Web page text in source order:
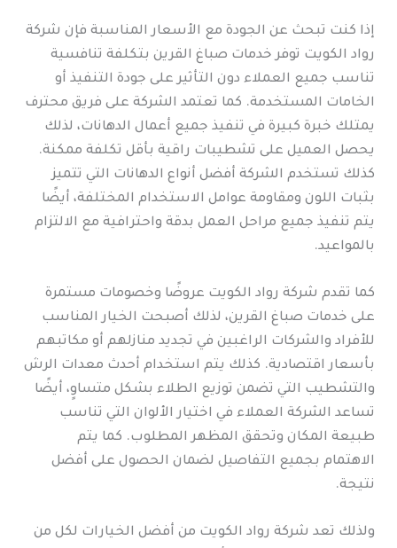
إذا كنت تبحث عن الجودة مع الأسعار المناسبة فإن شركة
رواد الكويت توفر خدمات صباغ القرين بتكلفة تنافسية
تناسب جميع العملاء دون التأثير على جودة التنفيذ أو
الخامات المستخدمة. كما تعتمد الشركة على فريق محترف
يمتلك خبرة كبيرة في تنفيذ جميع أعمال الدهانات، لذلك
يحصل العميل على تشطيبات راقية بأقل تكلفة ممكنة.
كذلك تستخدم الشركة أفضل أنواع الدهانات التي تتميز
بثبات اللون ومقاومة عوامل الاستخدام المختلفة، أيضًا
يتم تنفيذ جميع مراحل العمل بدقة واحترافية مع الالتزام
بالمواعيد.
كما تقدم شركة رواد الكويت عروضًا وخصومات مستمرة
على خدمات صباغ القرين، لذلك أصبحت الخيار المناسب
للأفراد والشركات الراغبين في تجديد منازلهم أو مكاتبهم
بأسعار اقتصادية. كذلك يتم استخدام أحدث معدات الرش
والتشطيب التي تضمن توزيع الطلاء بشكل متساوٍ، أيضًا
تساعد الشركة العملاء في اختيار الألوان التي تناسب
طبيعة المكان وتحقق المظهر المطلوب. كما يتم
الاهتمام بجميع التفاصيل لضمان الحصول على أفضل
نتيجة.
ولذلك تعد شركة رواد الكويت من أفضل الخيارات لكل من